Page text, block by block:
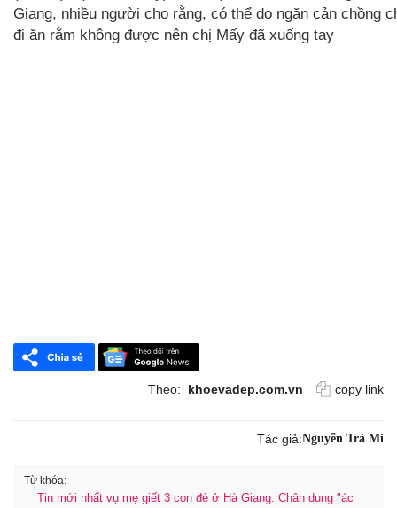
Giang, nhiều người cho rằng, có thể do ngăn cản chồng
đi ăn rằm không được nên chị Mấy đã xuống tay
Theo: khoevadep.com.vn copy link
Tác giả:Nguyễn Trà Mi
Từ khóa:
Tin mới nhất vụ mẹ giết 3 con đẻ ở Hà Giang: Chân dung "ác